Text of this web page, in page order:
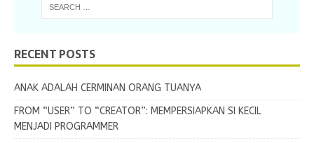
RECENT POSTS
ANAK ADALAH CERMINAN ORANG TUANYA
FROM “USER” TO “CREATOR”: MEMPERSIAPKAN SI KECIL
MENJADI PROGRAMMER